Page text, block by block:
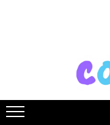
Noutăți Librăria Compas
Souvenir România
Rechizite școlare
Instrumente de scris